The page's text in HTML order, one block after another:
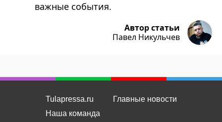
важные события.
Автор статьи
Павел Никульчев
Tulapressa.ru
Наша команда
Главные новости